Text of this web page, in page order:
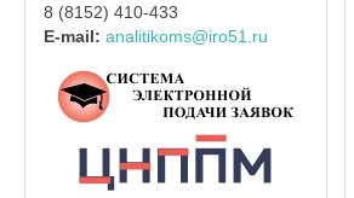
8 (8152) 410-433
E-mail: analitikoms@iro51.ru